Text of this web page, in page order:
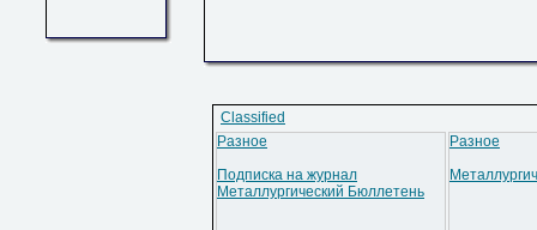
Classified
Разное
Подписка на журнал
Металлургический Бюллетень
Разное